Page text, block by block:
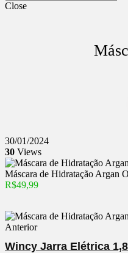
Close
30/01/2024
30 Views
Máscara de Hidratação Argan
R$49,99
Anterior
Wincy Jarra Elétrica